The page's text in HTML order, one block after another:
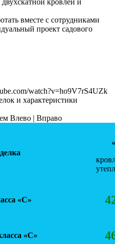
вместе с сотрудниками
проект садового
watch?v=ho9V7rS4UZk
и характеристики
Влево | Вправо
«С»
«С»